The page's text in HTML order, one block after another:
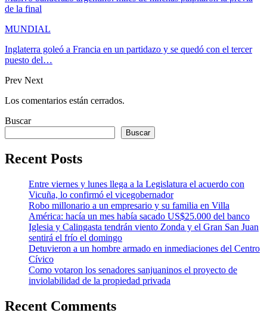
de la final
MUNDIAL
Inglaterra goleó a Francia en un partidazo y se quedó con el tercer
puesto del…
Prev Next
Los comentarios están cerrados.
Buscar
Buscar
Recent Posts
Entre viernes y lunes llega a la Legislatura el acuerdo con
Vicuña, lo confirmó el vicegobernador
Robo millonario a un empresario y su familia en Villa
América: hacía un mes había sacado US$25.000 del banco
Iglesia y Calingasta tendrán viento Zonda y el Gran San Juan
sentirá el frío el domingo
Detuvieron a un hombre armado en inmediaciones del Centro
Cívico
Como votaron los senadores sanjuaninos el proyecto de
inviolabilidad de la propiedad privada
Recent Comments